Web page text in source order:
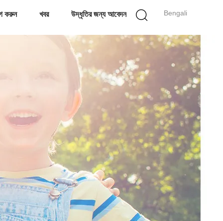
Bengali
করুন খবর উদ্ধৃতির জন্য আবেদন